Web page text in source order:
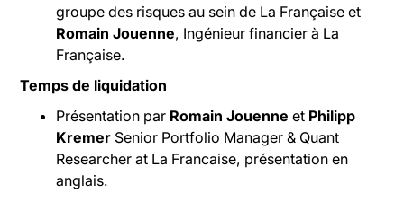
groupe des risques au sein de La Française et
Romain Jouenne, Ingénieur financier à La
Française.
Temps de liquidation
Présentation par Romain Jouenne et Philipp
Kremer Senior Portfolio Manager & Quant
Researcher at La Francaise, présentation en
anglais.